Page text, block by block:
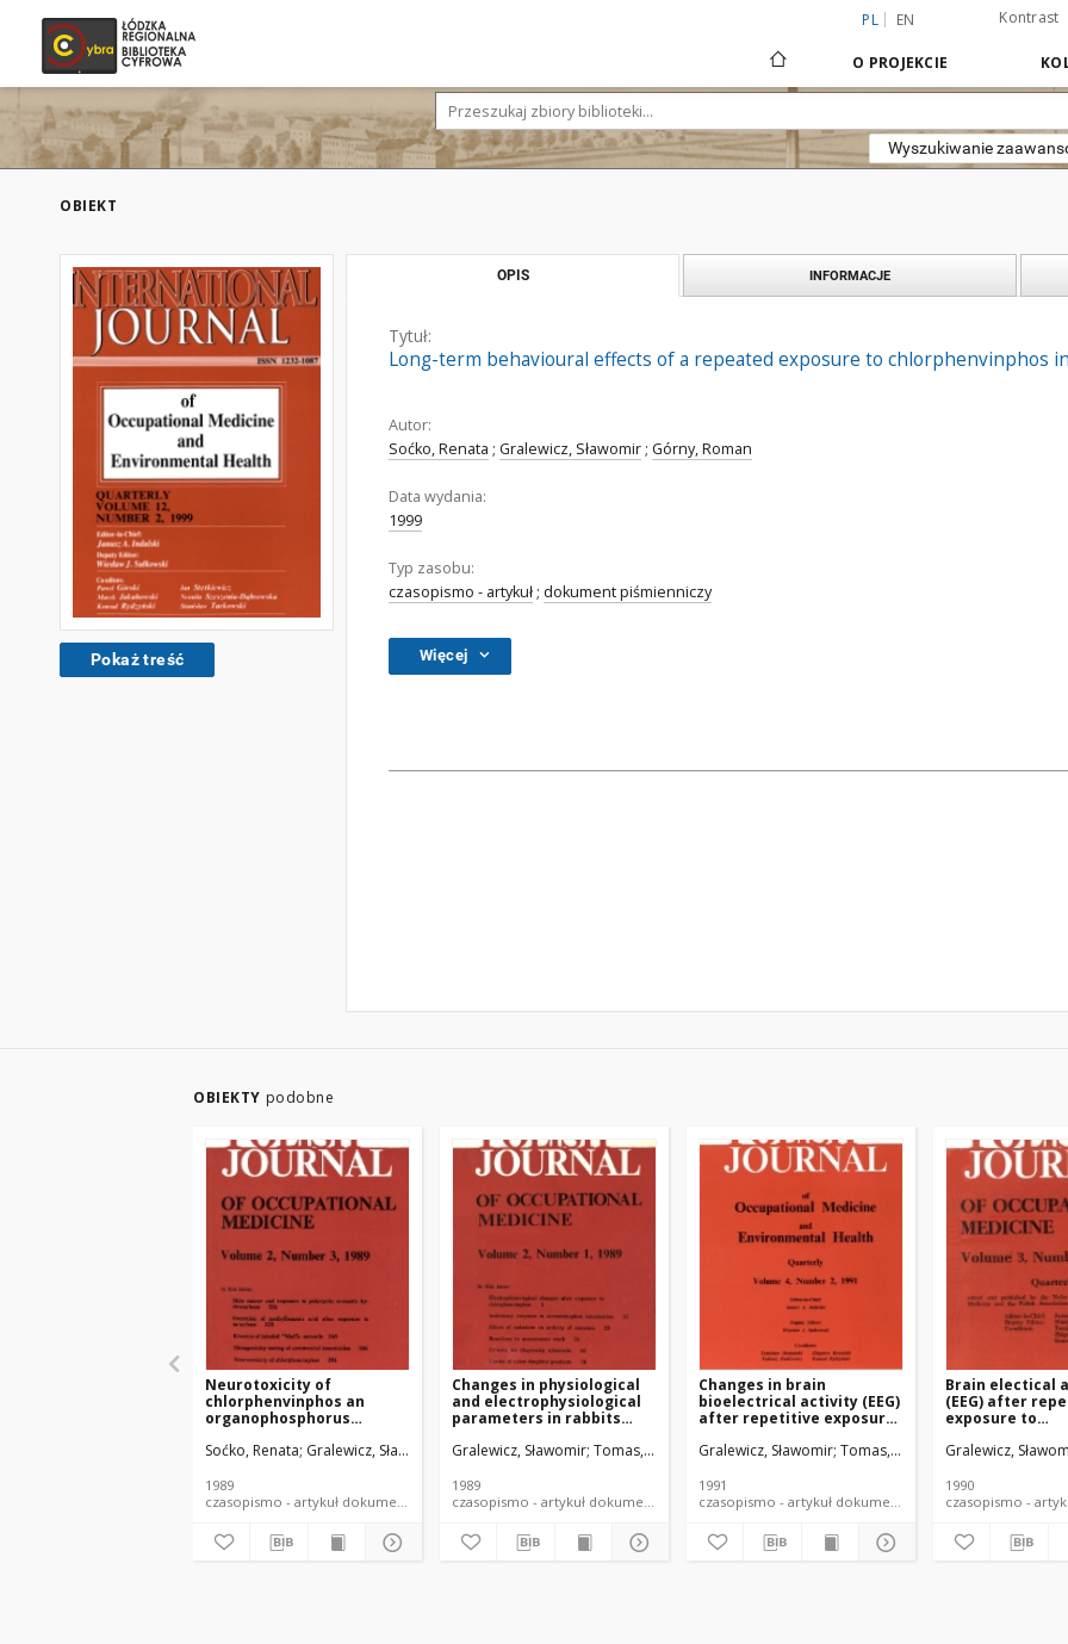
PL EN Kontrast
O PROJEKCIE
Wyszukiwanie
OBIEKT
Pokaż treść
OPIS INFORMACJE
Tytuł:
Long-term behavioural effects of a repeated exposure to chlorphenvinphos
Autor:
Soćko, Renata ; Gralewicz, Sławomir ; Górny, Roman
Data wydania:
1999
Typ zasobu:
czasopismo - artykuł ; dokument piśmienniczy
Więcej
OBIEKTY podobne
Neurotoxicity of
chlorphenvinphos an
organophosphorus
and brain cholinesterase
behavior and response-to-
change in a "T" maze in
Soćko, Renata Gralewicz, Sławomir Górny, Roman
1989
czasopismo - artykuł dokument piśmienniczy
Changes in physiological
and electrophysiological
parameters in rabbits
chlorphenvinphos
Gralewicz, Sławomir Tomas, Tadeusz Górny, Roman Kowalczyk, Wojciech Soćko, Renata
1989
czasopismo - artykuł dokument piśmienniczy
Changes in brain
bioelectrical activity (EEG)
after repetitive exposure
anticholinesterase. II. Rat
Gralewicz, Sławomir Tomas, Tadeusz Górny, Roman
1991
czasopismo - artykuł dokument piśmienniczy
Brain electical
(EEG) after
exposure to
Rabbit
Gralewicz,
1990